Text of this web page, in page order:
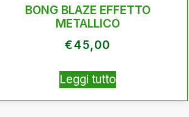
BONG BLAZE EFFETTO
METALLICO
€45,00
Leggi tutto